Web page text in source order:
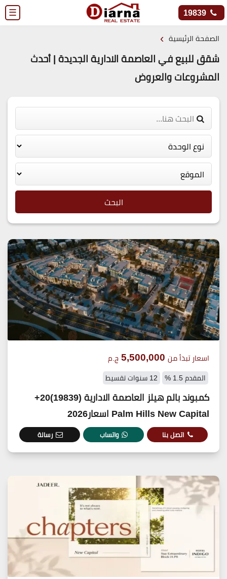
☰ 19839
الصفحة الرئيسية ›
شقق للبيع في العاصمة الادارية الجديدة | أحدث
المشروعات والعروض
البحث
اسعار تبدأ من 5,500,000 ج.م
المقدم 1.5 % 12 سنوات تقسيط
كمبوند بالم هيلز العاصمة الادارية (19839)20+
Palm Hills New Capital اسعار2026
اتصل بنا واتساب رسالة